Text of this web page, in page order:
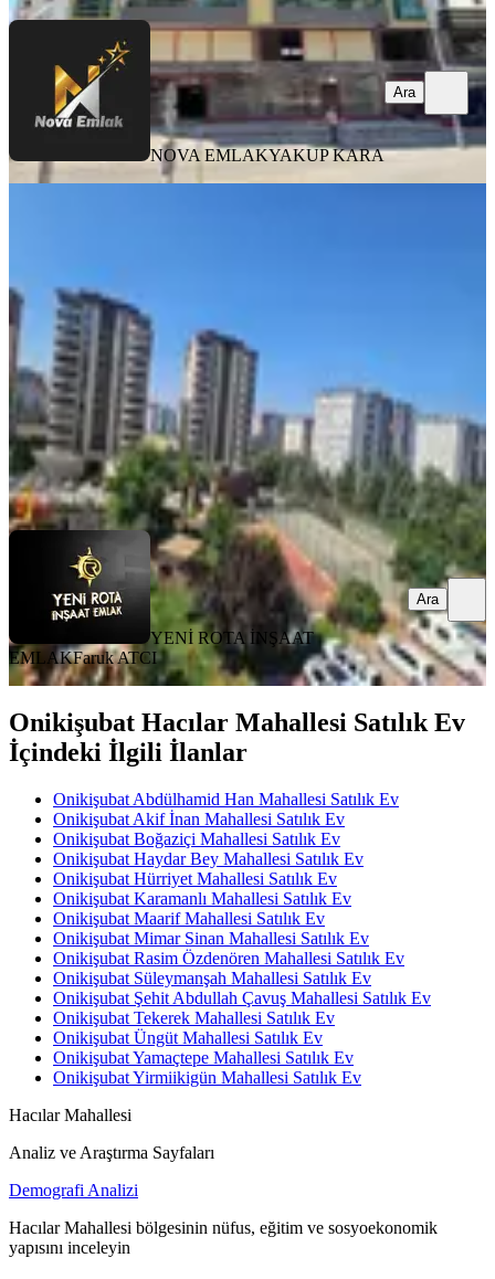
NOVA EMLAKYAKUP KARA
Ara
4+1
7.750.000 ₺
YENİ ROTA İNŞAAT EMLAK Faruk ATCI
Ara
YENİ ROTA İNŞAAT
EMLAKFaruk ATCI
Ara
Onikişubat Hacılar Mahallesi Satılık Ev
İçindeki İlgili İlanlar
Onikişubat Abdülhamid Han Mahallesi Satılık Ev
Onikişubat Akif İnan Mahallesi Satılık Ev
Onikişubat Boğaziçi Mahallesi Satılık Ev
Onikişubat Haydar Bey Mahallesi Satılık Ev
Onikişubat Hürriyet Mahallesi Satılık Ev
Onikişubat Karamanlı Mahallesi Satılık Ev
Onikişubat Maarif Mahallesi Satılık Ev
Onikişubat Mimar Sinan Mahallesi Satılık Ev
Onikişubat Rasim Özdenören Mahallesi Satılık Ev
Onikişubat Süleymanşah Mahallesi Satılık Ev
Onikişubat Şehit Abdullah Çavuş Mahallesi Satılık Ev
Onikişubat Tekerek Mahallesi Satılık Ev
Onikişubat Üngüt Mahallesi Satılık Ev
Onikişubat Yamaçtepe Mahallesi Satılık Ev
Onikişubat Yirmiikigün Mahallesi Satılık Ev
Hacılar Mahallesi
Analiz ve Araştırma Sayfaları
Demografi Analizi
Hacılar Mahallesi bölgesinin nüfus, eğitim ve sosyoekonomik
yapısını inceleyin